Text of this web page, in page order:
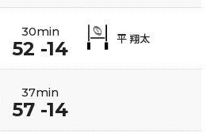
30min
52 -14 平 翔太
37min
57 -14